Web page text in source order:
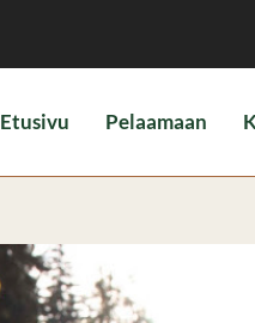
Etusivu Pelaamaan